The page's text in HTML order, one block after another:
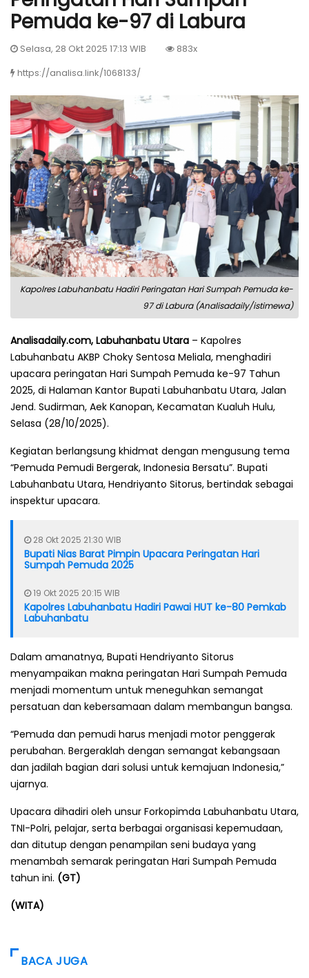
Pemuda ke-97 di Labura
Selasa, 28 Okt 2025 17:13 WIB
883x
https://analisa.link/1068133/
Kapolres Labuhanbatu Hadiri Peringatan Hari Sumpah Pemuda ke-
97 di Labura (Analisadaily/istimewa)
Analisadaily.com, Labuhanbatu Utara – Kapolres
Labuhanbatu AKBP Choky Sentosa Meliala, menghadiri
upacara peringatan Hari Sumpah Pemuda ke-97 Tahun
2025, di Halaman Kantor Bupati Labuhanbatu Utara, Jalan
Jend. Sudirman, Aek Kanopan, Kecamatan Kualuh Hulu,
Selasa (28/10/2025).
Kegiatan berlangsung khidmat dengan mengusung tema
“Pemuda Pemudi Bergerak, Indonesia Bersatu”. Bupati
Labuhanbatu Utara, Hendriyanto Sitorus, bertindak sebagai
inspektur upacara.
28 Okt 2025 21:30 WIB
Bupati Nias Barat Pimpin Upacara Peringatan Hari
Sumpah Pemuda 2025
19 Okt 2025 20:15 WIB
Kapolres Labuhanbatu Hadiri Pawai HUT ke-80 Pemkab
Labuhanbatu
Dalam amanatnya, Bupati Hendriyanto Sitorus
menyampaikan makna peringatan Hari Sumpah Pemuda
menjadi momentum untuk meneguhkan semangat
persatuan dan kebersamaan dalam membangun bangsa.
“Pemuda dan pemudi harus menjadi motor penggerak
perubahan. Bergeraklah dengan semangat kebangsaan
dan jadilah bagian dari solusi untuk kemajuan Indonesia,”
ujarnya.
Upacara dihadiri oleh unsur Forkopimda Labuhanbatu Utara,
TNI-Polri, pelajar, serta berbagai organisasi kepemudaan,
dan ditutup dengan penampilan seni budaya yang
menambah semarak peringatan Hari Sumpah Pemuda
tahun ini. (GT)
(WITA)
BACA JUGA